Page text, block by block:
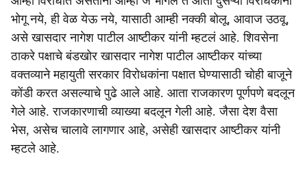
भोगू नये, ही वेळ येऊ नये, यासाठी आम्ही नक्की बोलू, आवाज उठवू,
असे खासदार नागेश पाटील आष्टीकर यांनी म्हटलं आहे. शिवसेना
ठाकरे पक्षाचे बंडखोर खासदार नागेश पाटील आष्टीकर यांच्या
वक्तव्याने महायुती सरकार विरोधकांना पक्षात घेण्यासाठी चोही बाजूने
कोंडी करत असल्याचे पुढे आले आहे. आता राजकारण पूर्णपणे बदलून
गेले आहे. राजकारणाची व्याख्या बदलून गेली आहे. जैसा देश वैसा
भेस, असेच चालावे लागणार आहे, असेही खासदार आष्टीकर यांनी
म्हटले आहे.